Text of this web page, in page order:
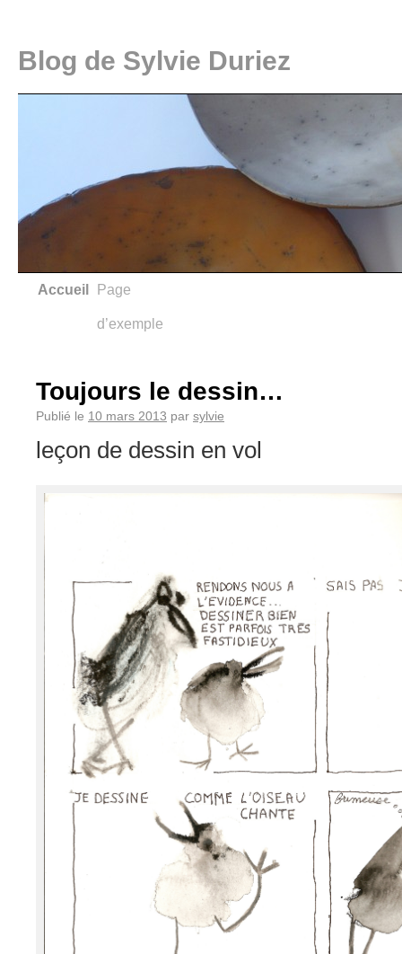
Blog de Sylvie Duriez
Accueil Page
d’exemple
Toujours le dessin…
Publié le 10 mars 2013 par sylvie
leçon de dessin en vol